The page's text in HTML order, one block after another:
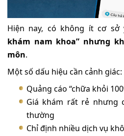
Hiện nay, có không ít cơ
khám nam khoa” nhưng
môn.
Một số dấu hiệu cần cảnh giác:
Quảng cáo “chữa khỏi
Giá khám rất rẻ nhưng
thường
Chỉ định nhiều dịch vụ